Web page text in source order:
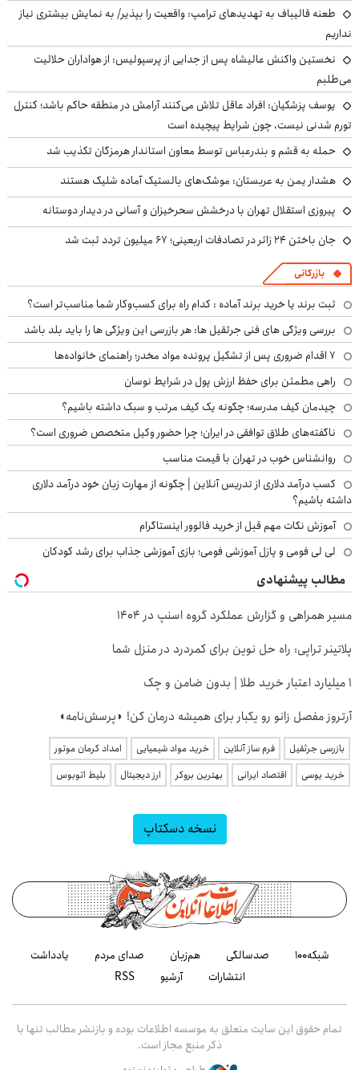
طعنه قالیباف به تهدیدهای ترامپ: واقعیت را بپذیر/ به نمایش بیشتری نیاز
نداریم
نخستین واکنش عالیشاه پس از جدایی از پرسپولیس: از هواداران حلالیت
می‌طلبم
یوسف پزشکیان: افراد عاقل تلاش می‌کنند آرامش در منطقه حاکم باشد؛ کنترل
تورم شدنی نیست، چون شرایط پیچیده است
حمله به قشم و بندرعباس توسط معاون استاندار هرمزگان تکذیب شد
هشدار یمن به عربستان: موشک‌های بالستیک آماده شلیک هستند
پیروزی استقلال تهران با درخشش سحرخیزان و آسانی در دیدار دوستانه
جان باختن ۲۴ زائر در تصادفات اربعینی؛ ۶۷ میلیون تردد ثبت شد
بازرگانی
ثبت برند یا خرید برند آماده : کدام راه برای کسب‌وکار شما مناسب‌تر است؟
بررسی ویژگی های فنی جرثقیل ها: هر بازرسی این ویژگی ها را باید بلد باشد
۷ اقدام ضروری پس از تشکیل پرونده مواد مخدر؛ راهنمای خانواده‌ها
راهی مطمئن برای حفظ ارزش پول در شرایط نوسان
چیدمان کیف مدرسه؛ چگونه یک کیف مرتب و سبک داشته باشیم؟
ناگفته‌های طلاق توافقی در ایران؛ چرا حضور وکیل متخصص ضروری است؟
روانشناس خوب در تهران با قیمت مناسب
کسب درآمد دلاری از تدریس آنلاین | چگونه از مهارت زبان خود درآمد دلاری
داشته باشیم؟
آموزش نکات مهم قبل از خرید فالوور اینستاگرام
لی لی فومی و پازل آموزشی فومی؛ بازی آموزشی جذاب برای رشد کودکان
مطالب پیشنهادی
مسیر همراهی و گزارش عملکرد گروه اسنپ در ۱۴۰۴
پلاتینر تراپی: راه حل نوین برای کمردرد در منزل شما
۱ میلیارد اعتبار خرید طلا | بدون ضامن و چک
آرتروز مفصل زانو رو یکبار برای همیشه درمان کن! ◗پرسش‌نامه◖
بازرسی جرثقیل فرم ساز آنلاین خرید مواد شیمیایی
امداد کرمان موتور
خرید یوسی
اقتصاد ایرانی بهترین بروکر ارز دیجیتال بلیط اتوبوس
نسخه دسکتاپ
شبکه۱۰۰ صدسالگی هم‌زبان صدای مردم
یادداشت
انتشارات
آرشیو RSS
تمام حقوق این سایت متعلق به موسسه اطلاعات بوده و بازنشر مطالب تنها با
ذکر منبع مجاز است.